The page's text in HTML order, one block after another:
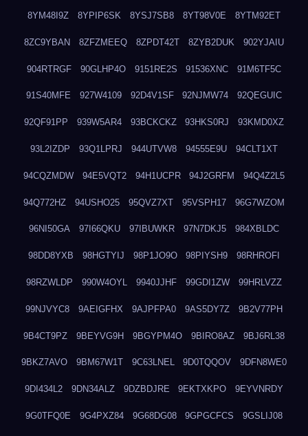
8YM48I9Z 8YPIP6SK 8YSJ7SB8 8YT98V0E 8YTM92ET
8ZC9YBAN 8ZFZMEEQ 8ZPDT42T 8ZYB2DUK 902YJAIU
904RTRGF 90GLHP4O 9151RE2S 91536XNC 91M6TF5C
91S40MFE 927W4109 92D4V1SF 92NJMW74 92QEGUIC
92QF91PP 939W5AR4 93BCKCKZ 93HKS0RJ 93KMD0XZ
93L2IZDP 93Q1LPRJ 944UTVW8 94555E9U 94CLT1XT
94CQZMDW 94E5VQT2 94H1UCPR 94J2GRFM 94Q4Z2L5
94Q772HZ 94USHO25 95QVZ7XT 95VSPH17 96G7WZOM
96NI50GA 97I66QKU 97IBUWKR 97N7DKJ5 984XBLDC
98DD8YXB 98HGTYIJ 98P1JO9O 98PIYSH9 98RHROFI
98RZWLDP 990W4OYL 9940JJHF 99GDI1ZW 99HRLVZZ
99NJVYC8 9AEIGFHX 9AJPFPA0 9AS5DY7Z 9B2V77PH
9B4CT9PZ 9BEYVG9H 9BGYPM4O 9BIRO8AZ 9BJ6RL38
9BKZ7AVO 9BM67W1T 9C63LNEL 9D0TQQOV 9DFN8WE0
9DI434L2 9DN34ALZ 9DZBDJRE 9EKTXKPO 9EYVNRDY
9G0TFQ0E 9G4PXZ84 9G68DG08 9GPGCFCS 9GSLIJ08